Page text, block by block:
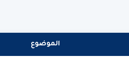
الموضوع